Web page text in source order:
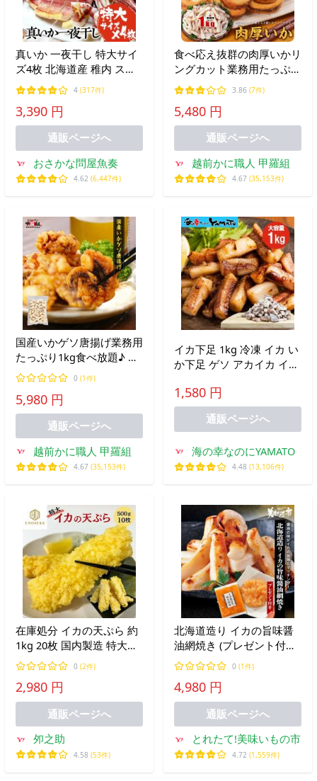
真いか 一夜干し 特大サイ
ズ4枚 北海道産 稚内 スル
メイカ 烏賊 やわらか 在宅
母の日 父の日 敬老 母の日
父の日 敬老 中元 ギフト
4 (317件)
3,390 円
通販ページへ
おさかな問屋魚奏
4.62 (6,447件)
食べ応え抜群の肉厚いかリ
ングカット業務用たっぷり
1kg食べ放題♪ 烏賊 イカ
いかりんぐ おつまみ 爆買
3.86 (7件)
5,480 円
通販ページへ
越前かに職人 甲羅組
4.67 (35,153件)
国産いかゲソ唐揚げ業務用
たっぷり1kg食べ放題♪ い
か 烏賊 下足 ゲソ 弁当 時
短 簡単 カンタン 調理
0 (1件)
5,980 円
通販ページへ
越前かに職人 甲羅組
4.67 (35,153件)
イカ下足 1kg 冷凍 イカ い
か下足 ゲソ アカイカ イカ
天ぷら 炒め物 焼き物 おつ
まみ 海鮮ストック 業務用
1,580 円
通販ページへ
海の幸なのにYAMATO
4.48 (13,106件)
在庫処分 イカの天ぷら 約
1kg 20枚 国内製造 特大サ
イズ 油調理済み 解凍する
だけ イカ天 いか天 いか天
ぷら 惣菜 時短 レンジ調理
冷凍食品 業務用 大容量
0 (2件)
2,980 円
通販ページへ
夘之助
4.58 (53件)
北海道造り イカの旨味醤
油網焼き (プレゼント付き)
/ とれたて 美味いもの市
0 (1件)
4,980 円
通販ページへ
とれたて!美味いもの市
4.72 (1,559件)